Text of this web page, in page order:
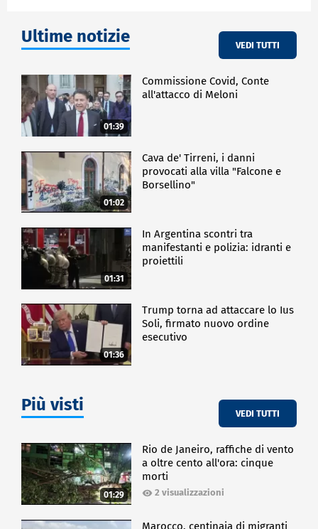
Ultime notizie VEDI TUTTI
01:39
Commissione Covid, Conte
all'attacco di Meloni
01:02
Cava de' Tirreni, i danni
provocati alla villa "Falcone e
Borsellino"
01:31
In Argentina scontri tra
manifestanti e polizia: idranti e
proiettili
01:36
Trump torna ad attaccare lo Ius
Soli, firmato nuovo ordine
esecutivo
Più visti VEDI TUTTI
01:29
Rio de Janeiro, raffiche di vento
a oltre cento all'ora: cinque
morti
2 visualizzazioni
Marocco, centinaia di migranti